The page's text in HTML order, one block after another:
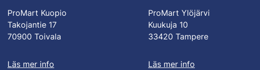
ProMart Kuopio
Takojantie 17
70900 Toivala
Läs mer info
ProMart Ylöjärvi
Kuukuja 10
33420 Tampere
Läs mer info